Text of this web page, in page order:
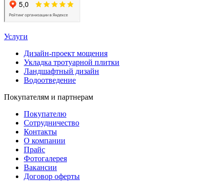
Услуги
Дизайн-проект мощения
Укладка тротуарной плитки
Ландшафтный дизайн
Водоотведение
Покупателям и партнерам
Покупателю
Сотрудничество
Контакты
О компании
Прайс
Фотогалерея
Вакансии
Договор оферты